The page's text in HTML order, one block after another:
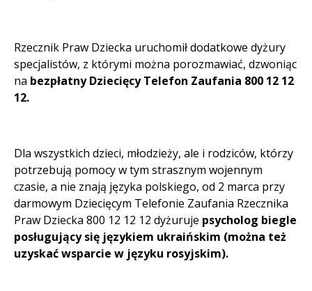
Rzecznik Praw Dziecka uruchomił dodatkowe dyżury
specjalistów, z którymi można porozmawiać, dzwoniąc
na bezpłatny Dziecięcy Telefon Zaufania 800 12 12
12.
Dla wszystkich dzieci, młodzieży, ale i rodziców, którzy
potrzebują pomocy w tym strasznym wojennym
czasie, a nie znają języka polskiego, od 2 marca przy
darmowym Dziecięcym Telefonie Zaufania Rzecznika
Praw Dziecka 800 12 12 12 dyżuruje psycholog biegle
posługujący się językiem ukraińskim (można też
uzyskać wsparcie w języku rosyjskim).